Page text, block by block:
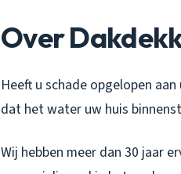
Over
Heeft u schade opgelopen
dat het water uw huis
Wij hebben meer dan 30 jaar